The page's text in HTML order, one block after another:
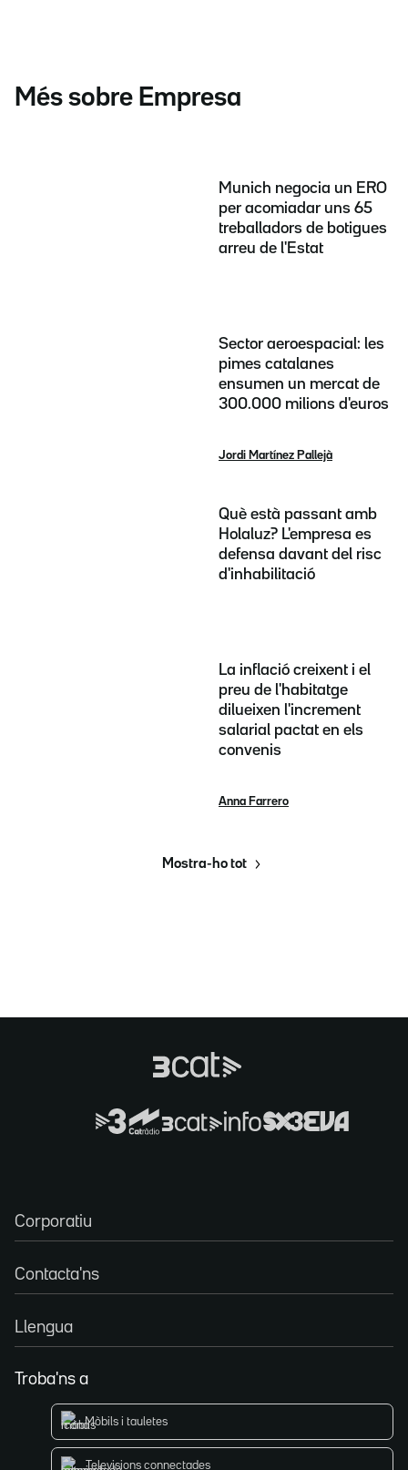
Més sobre Empresa
Munich negocia un ERO
per acomiadar uns 65
treballadors de botigues
arreu de l'Estat
Sector aeroespacial: les
pimes catalanes
ensumen un mercat de
300.000 milions d'euros
Jordi Martínez Pallejà
Què està passant amb
Holaluz? L'empresa es
defensa davant del risc
d'inhabilitació
La inflació creixent i el
preu de l'habitatge
dilueixen l'increment
salarial pactat en els
convenis
Anna Farrero
Mostra-ho tot
Corporatiu
Contacta'ns
Llengua
Troba'ns a
Mòbils i tauletes
Televisions connectades